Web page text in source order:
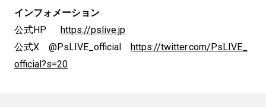
インフォメーション
公式HP
https://pslive.jp
公式X @PsLIVE_official
https://twitter.com/PsLIVE_
official?s=20